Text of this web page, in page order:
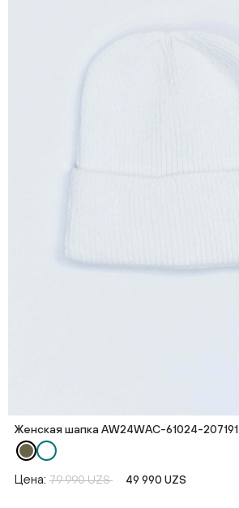
Женская шапка AW24WAC-61024-207191
Цена: 79 990 UZS 49 990 UZS